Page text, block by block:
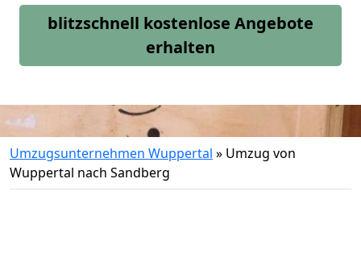
blitzschnell kostenlose Angebote
erhalten
Umzugsunternehmen Wuppertal » Umzug von
Wuppertal nach Sandberg